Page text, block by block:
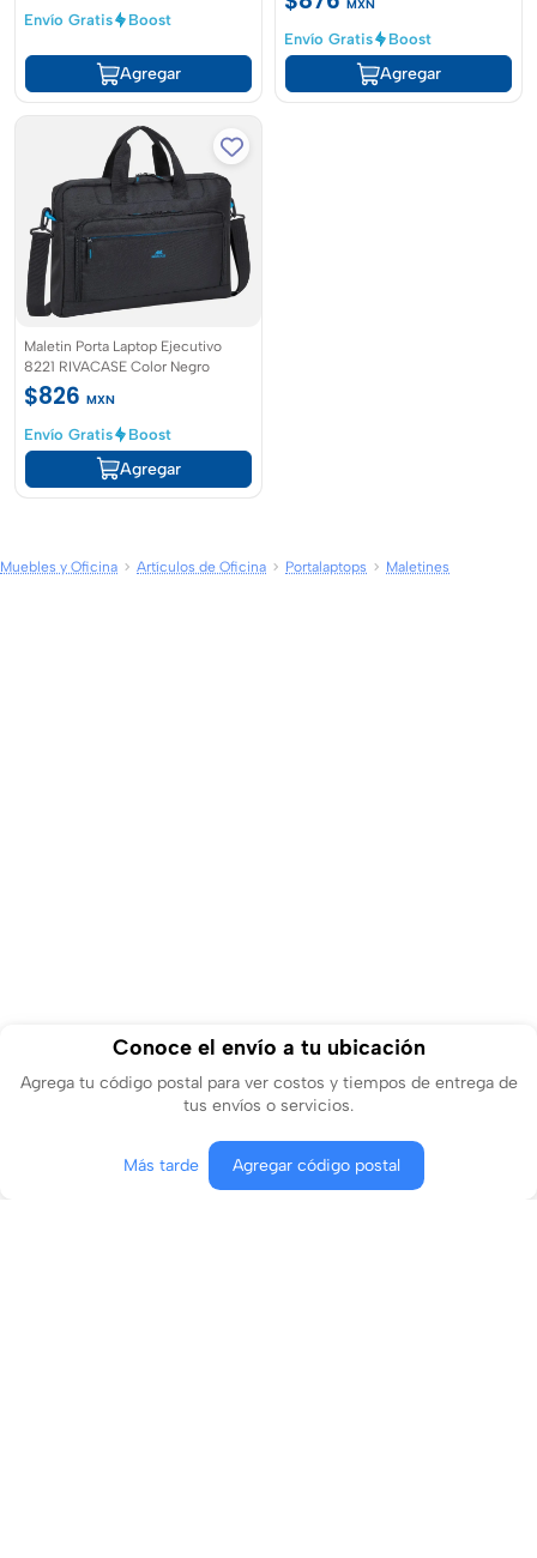
Conoce el envío a tu ubicación
Agrega tu código postal para ver costos y tiempos de entrega de
tus envíos o servicios.
Más tarde Agregar código postal
Producto no disponible
Envío Gratis
Boost
Agregar
MXN
Envío Gratis
Boost
Agregar
Maletin Porta Laptop Ejecutivo
8221 RIVACASE Color Negro
$826 MXN
Envío Gratis
Boost
Agregar
Muebles y Oficina Artículos de Oficina Portalaptops Maletines